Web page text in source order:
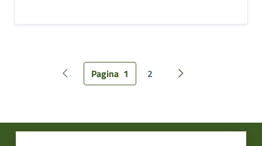
Pagina precedente
Pagina 1 2 Pagina successiva